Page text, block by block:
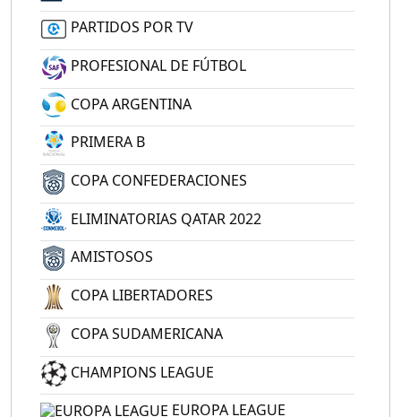
PARTIDOS POR TV
PROFESIONAL DE FÚTBOL
COPA ARGENTINA
PRIMERA B
COPA CONFEDERACIONES
ELIMINATORIAS QATAR 2022
AMISTOSOS
COPA LIBERTADORES
COPA SUDAMERICANA
CHAMPIONS LEAGUE
EUROPA LEAGUE